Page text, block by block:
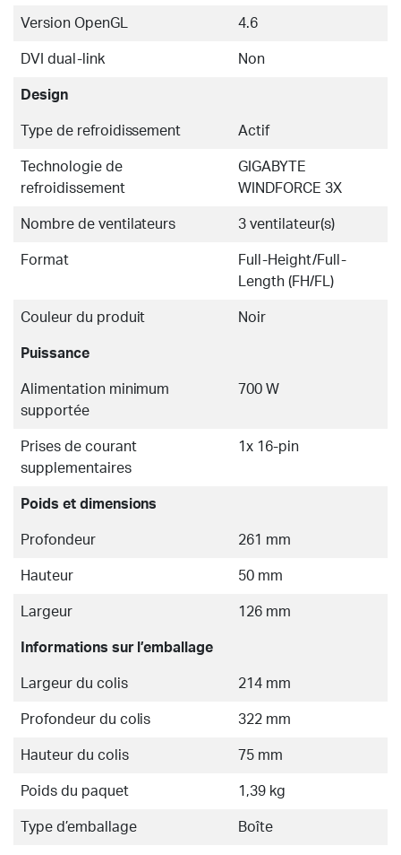
Version OpenGL 4.6
DVI dual-link Non
Design
Type de refroidissement Actif
Technologie de
refroidissement
GIGABYTE
WINDFORCE 3X
Nombre de ventilateurs 3 ventilateur(s)
Format
Full-Height/Full-
Length (FH/FL)
Couleur du produit Noir
Puissance
Alimentation minimum
supportée
700 W
Prises de courant
supplementaires
1x 16-pin
Poids et dimensions
Profondeur 261 mm
Hauteur 50 mm
Largeur 126 mm
Informations sur l’emballage
Largeur du colis 214 mm
Profondeur du colis 322 mm
Hauteur du colis 75 mm
Poids du paquet 1,39 kg
Type d’emballage Boîte